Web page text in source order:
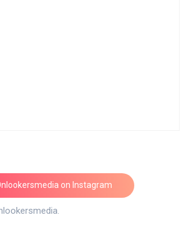
on Instagram
Follow on Instagram